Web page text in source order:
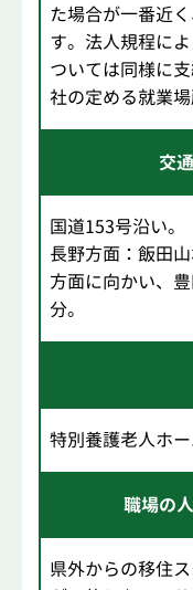
た場合が一番近
す。法人規程に
ついては同様に
社の定める就業
交
国道153号沿い。
長野方面：飯田
方面に向かい、
分。
特別養護老人ホ
職場の
県外からの移住